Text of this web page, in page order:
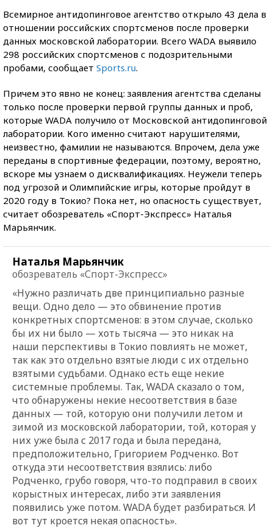
Всемирное антидопинговое агентство открыло 43 дела в
отношении российских спортсменов после проверки
данных московской лаборатории. Всего WADA выявило
298 российских спортсменов с подозрительными
пробами, сообщает Sports.ru.
Причем это явно не конец: заявления агентства сделаны
только после проверки первой группы данных и проб,
которые WADA получило от Московской антидопинговой
лаборатории. Кого именно считают нарушителями,
неизвестно, фамилии не называются. Впрочем, дела уже
переданы в спортивные федерации, поэтому, вероятно,
вскоре мы узнаем о дисквалификациях. Неужели теперь
под угрозой и Олимпийские игры, которые пройдут в
2020 году в Токио? Пока нет, но опасность существует,
считает обозреватель «Спорт-Экспресс» Наталья
Марьянчик.
Наталья Марьянчик
обозреватель «Спорт-Экспресс»
«Нужно различать две принципиально разные
вещи. Одно дело — это обвинение против
конкретных спортсменов: в этом случае, сколько
бы их ни было — хоть тысяча — это никак на
наши перспективы в Токио повлиять не может,
так как это отдельно взятые люди с их отдельно
взятыми судьбами. Однако есть еще некие
системные проблемы. Так, WADA сказало о том,
что обнаружены некие несоответствия в базе
данных — той, которую они получили летом и
зимой из московской лаборатории, той, которая у
них уже была с 2017 года и была передана,
предположительно, Григорием Родченко. Вот
откуда эти несоответствия взялись: либо
Родченко, грубо говоря, что-то подправил в своих
корыстных интересах, либо эти заявления
появились уже потом. WADA будет разбираться. И
вот тут кроется некая опасность».